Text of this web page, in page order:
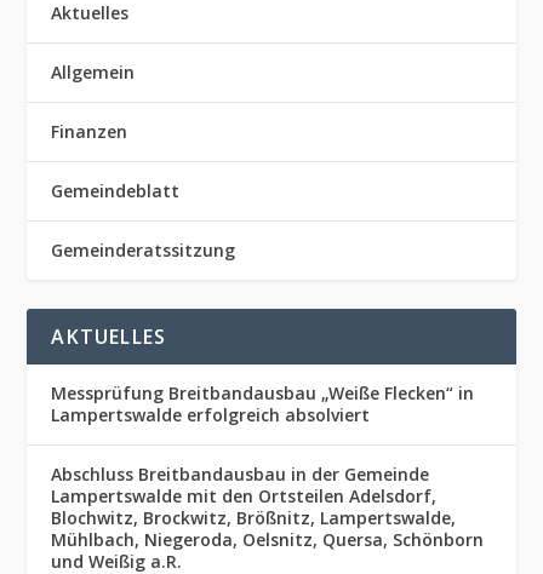
Aktuelles
Allgemein
Finanzen
Gemeindeblatt
Gemeinderatssitzung
AKTUELLES
Messprüfung Breitbandausbau „Weiße Flecken“ in
Lampertswalde erfolgreich absolviert
Abschluss Breitbandausbau in der Gemeinde
Lampertswalde mit den Ortsteilen Adelsdorf,
Blochwitz, Brockwitz, Brößnitz, Lampertswalde,
Mühlbach, Niegeroda, Oelsnitz, Quersa, Schönborn
und Weißig a.R.